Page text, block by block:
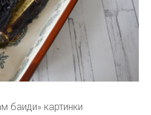
баиди» картинки